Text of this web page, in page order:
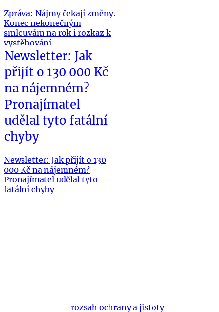
Zpráva: Nájmy čekají změny.
Konec nekonečným
smlouvám na rok i rozkaz k
vystěhování
Newsletter: Jak
přijít o 130 000 Kč
na nájemném?
Pronajímatel
udělal tyto fatální
chyby
Newsletter: Jak přijít o 130
000 Kč na nájemném?
Pronajímatel udělal tyto
fatální chyby
rozsah ochrany a jistoty